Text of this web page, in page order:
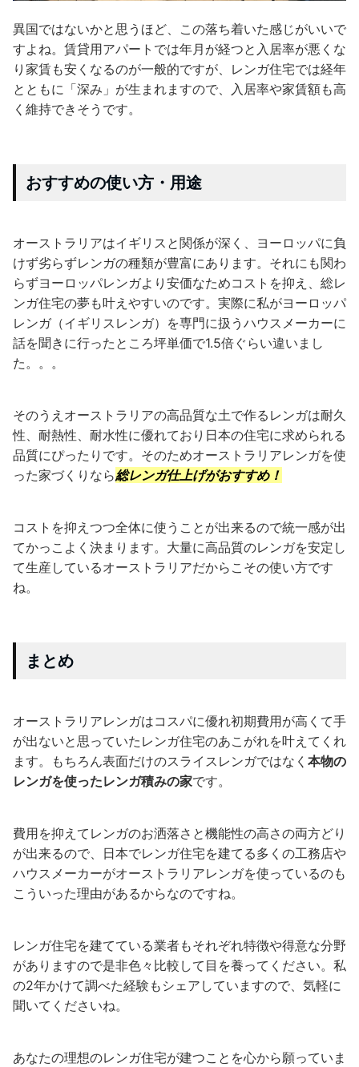
異国ではないかと思うほど、この落ち着いた感じがいいで
すよね。賃貸用アパートでは年月が経つと入居率が悪くな
り家賃も安くなるのが一般的ですが、レンガ住宅では経年
とともに「深み」が生まれますので、入居率や家賃額も高
く維持できそうです。
おすすめの使い方・用途
オーストラリアはイギリスと関係が深く、ヨーロッパに負
けず劣らずレンガの種類が豊富にあります。それにも関わ
らずヨーロッパレンガより安価なためコストを抑え、総レ
ンガ住宅の夢も叶えやすいのです。実際に私がヨーロッパ
レンガ（イギリスレンガ）を専門に扱うハウスメーカーに
話を聞きに行ったところ坪単価で1.5倍ぐらい違いまし
た。。。
そのうえオーストラリアの高品質な土で作るレンガは耐久
性、耐熱性、耐水性に優れており日本の住宅に求められる
品質にぴったりです。そのためオーストラリアレンガを使
った家づくりなら総レンガ仕上げがおすすめ！
コストを抑えつつ全体に使うことが出来るので統一感が出
てかっこよく決まります。大量に高品質のレンガを安定し
て生産しているオーストラリアだからこその使い方です
ね。
まとめ
オーストラリアレンガはコスパに優れ初期費用が高くて手
が出ないと思っていたレンガ住宅のあこがれを叶えてくれ
ます。もちろん表面だけのスライスレンガではなく 本物の
レンガを使ったレンガ積みの家です。
費用を抑えてレンガのお洒落さと機能性の高さの両方どり
が出来るので、日本でレンガ住宅を建てる多くの工務店や
ハウスメーカーがオーストラリアレンガを使っているのも
こういった理由があるからなのですね。
レンガ住宅を建てている業者もそれぞれ特徴や得意な分野
がありますので是非色々比較して目を養ってください。私
の2年かけて調べた経験もシェアしていますので、気軽に
聞いてくださいね。
あなたの理想のレンガ住宅が建つことを心から願っていま